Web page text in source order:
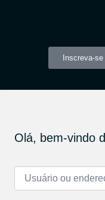
Inscreva-se
Olá, bem-vindo